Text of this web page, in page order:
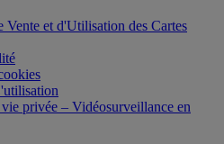
Vente et d'Utilisation des Cartes
privée – Vidéosurveillance en